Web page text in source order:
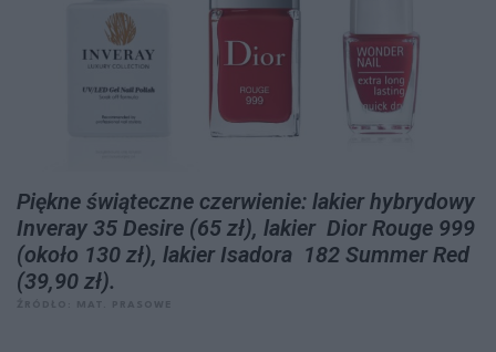
Piękne świąteczne czerwienie: lakier hybrydowy
Inveray 35 Desire (65 zł), lakier Dior Rouge 999
(około 130 zł), lakier Isadora 182 Summer Red
(39,90 zł).